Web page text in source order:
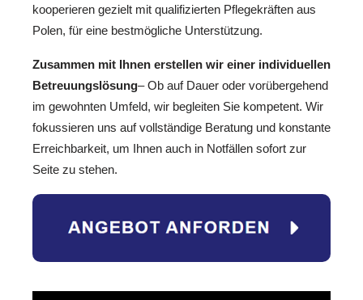
kooperieren gezielt mit qualifizierten Pflegekräften aus
Polen, für eine bestmögliche Unterstützung.
Zusammen mit Ihnen erstellen wir einer individuellen
Betreuungslösung– Ob auf Dauer oder vorübergehend
im gewohnten Umfeld, wir begleiten Sie kompetent. Wir
fokussieren uns auf vollständige Beratung und konstante
Erreichbarkeit, um Ihnen auch in Notfällen sofort zur
Seite zu stehen.